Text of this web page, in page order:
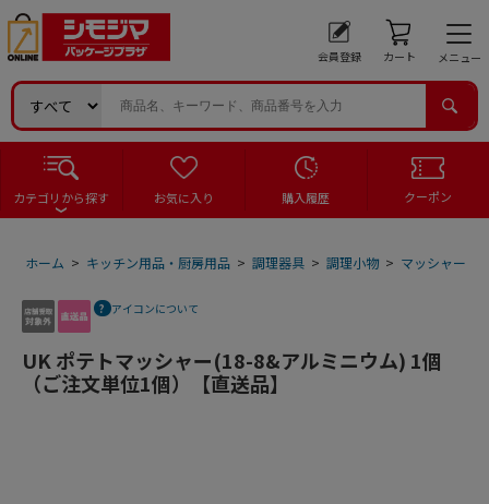
会員登録 カート メニュー
カテゴリから探す お気に入り 購入履歴 クーポン
ホーム > キッチン用品・厨房用品 > 調理器具 > 調理小物 > マッシャー
アイコンについて
UK ポテトマッシャー(18-8&アルミニウム) 1個
（ご注文単位1個）【直送品】